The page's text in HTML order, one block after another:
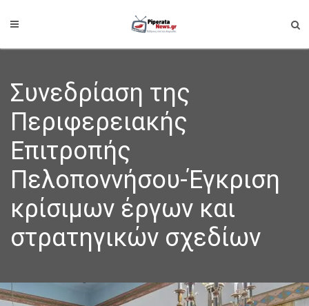
Συνεδρίαση της
Περιφερειακής
Επιτροπής
Πελοποννήσου-Έγκριση
κρίσιμων έργων και
στρατηγικών σχεδίων